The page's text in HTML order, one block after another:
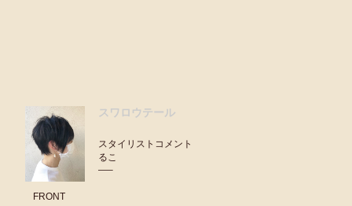
FRONT
スワロウテール
スタイリストコメント
るこ
—–